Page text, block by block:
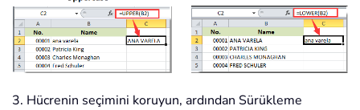
3. Hücrenin seçimini koruyun, ardından Sürükleme